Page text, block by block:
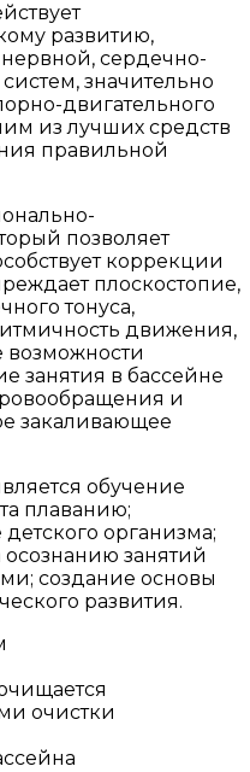
развитию,
сердечно-
значительно
двигательного
из лучших средств
правильной
позволяет
коррекции
плоскостопие,
тонуса,
движения,
возможности
занятия в бассейне
и
закаливающее
обучение
плаванию;
организма;
занятий
создание основы
развития.
очистки